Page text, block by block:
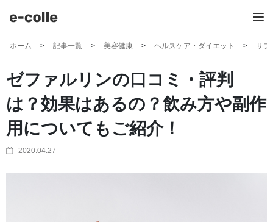
ホーム 記事一覧 美容健康 ヘルスケア・ダイエット サプ
ゼファルリンの口コミ・評判
は？効果はあるの？飲み方や副作
用についてもご紹介！
2020.04.27